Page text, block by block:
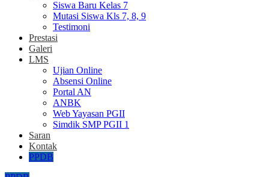
Siswa Baru Kelas 7
Mutasi Siswa Kls 7, 8, 9
Testimoni
Prestasi
Galeri
LMS
Ujian Online
Absensi Online
Portal AN
ANBK
Web Yayasan PGII
Simdik SMP PGII 1
Saran
Kontak
PPDB